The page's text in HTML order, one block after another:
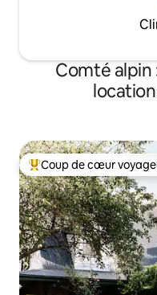
Comté alpin
Coups de cœur
Coup de cœur